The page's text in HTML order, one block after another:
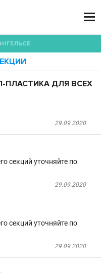

ПЛАСТИКА ДЛЯ ВСЕХ
29.09.2020
секций уточняйте по
29.09.2020
секций уточняйте по
29.09.2020